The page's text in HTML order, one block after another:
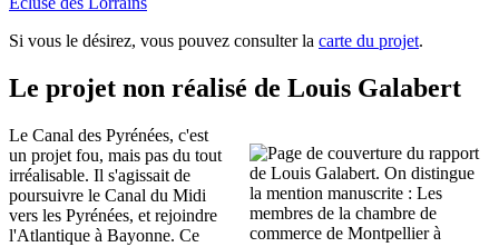
Si vous le désirez, vous pouvez consulter la carte du projet.
Le projet non réalisé de Louis Galabert
Le Canal des Pyrénées, c'est
un projet fou, mais pas du tout
irréalisable. Il s'agissait de
poursuivre le Canal du Midi
vers les Pyrénées, et rejoindre
l'Atlantique à Bayonne. Ce